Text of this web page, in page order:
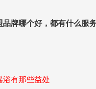
品牌哪个好，都有什么服
有那些益处